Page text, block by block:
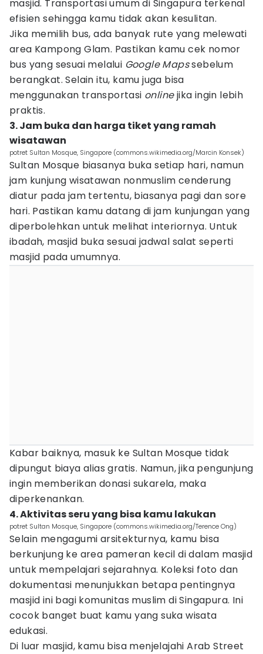
masjid. Transportasi umum di Singapura terkenal
efisien sehingga kamu tidak akan kesulitan.
Jika memilih bus, ada banyak rute yang melewati
area Kampong Glam. Pastikan kamu cek nomor
bus yang sesuai melalui Google Mapssebelum
berangkat. Selain itu, kamu juga bisa
menggunakan transportasi onlinejika ingin lebih
praktis.
3. Jam buka dan harga tiket yang ramah
wisatawan
potret Sultan Mosque, Singapore (commons.wikimedia.org/Marcin Konsek)
Sultan Mosque biasanya buka setiap hari, namun
jam kunjung wisatawan nonmuslim cenderung
diatur pada jam tertentu, biasanya pagi dan sore
hari. Pastikan kamu datang di jam kunjungan yang
diperbolehkan untuk melihat interiornya. Untuk
ibadah, masjid buka sesuai jadwal salat seperti
masjid pada umumnya.
Kabar baiknya, masuk ke Sultan Mosque tidak
dipungut biaya alias gratis. Namun, jika pengunjung
ingin memberikan donasi sukarela, maka
diperkenankan.
4. Aktivitas seru yang bisa kamu lakukan
potret Sultan Mosque, Singapore (commons.wikimedia.org/Terence Ong)
Selain mengagumi arsitekturnya, kamu bisa
berkunjung ke area pameran kecil di dalam masjid
untuk mempelajari sejarahnya. Koleksi foto dan
dokumentasi menunjukkan betapa pentingnya
masjid ini bagi komunitas muslim di Singapura. Ini
cocok banget buat kamu yang suka wisata
edukasi.
Di luar masjid, kamu bisa menjelajahi Arab Street